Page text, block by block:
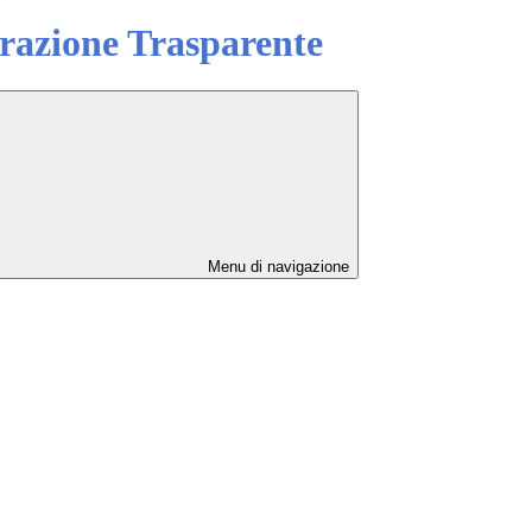
Trasparente
Menu di navigazione